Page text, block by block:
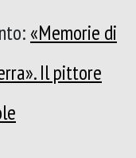
«Memorie di
Il pittore